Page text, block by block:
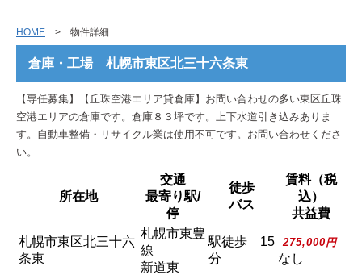
HOME > 物件詳細
倉庫・工場 札幌市東区北三十六条東
【専任募集】【丘珠空港エリア貸倉庫】お問い合わせの多い東区丘珠
空港エリアの倉庫です。倉庫８３坪です。上下水道引き込みありま
す。自動車整備・リサイクル業は使用不可です。お問い合わせくださ
い。
所在地
交通
最寄り駅/
停
徒歩
バス
賃料（税
込）
共益費
札幌市東区北三十六
条東
札幌市東豊
線
新道東
駅徒歩 15
分
275,000円
なし